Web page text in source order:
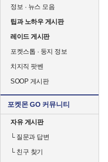
정보 · 뉴스 모음
팁과 노하우 게시판
레이드 게시판
포켓스톱 · 둥지 정보
치지직 팟벤
SOOP 게시판
포켓몬 GO 커뮤니티
자유 게시판
└질문과 답변
└친구 찾기